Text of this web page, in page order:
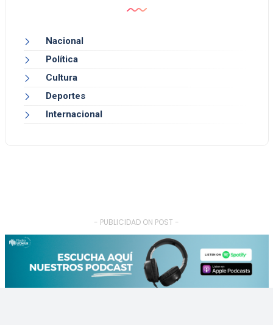
Nacional
Política
Cultura
Deportes
Internacional
- PUBLICIDAD ON POST -